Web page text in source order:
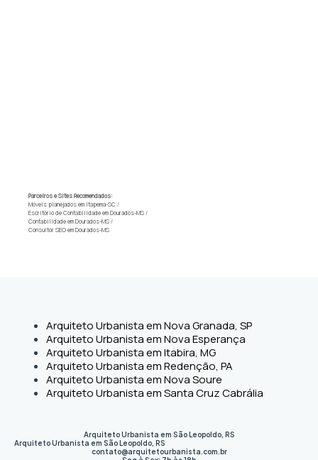
Parceiros e Sites Recomendados:
Móveis planejados em Itapema-SC /
Escritório de Contabilidade em Dourados-MS /
Contabilidade em Dourados-MS /
Consultor SEO em Dourados-MS
Arquiteto Urbanista em Nova Granada, SP
Arquiteto Urbanista em Nova Esperança
Arquiteto Urbanista em Itabira, MG
Arquiteto Urbanista em Redenção, PA
Arquiteto Urbanista em Nova Soure
Arquiteto Urbanista em Santa Cruz Cabrália
Arquiteto Urbanista em São Leopoldo, RS
Arquiteto Urbanista em São Leopoldo, RS
contato@arquitetourbanista.com.br